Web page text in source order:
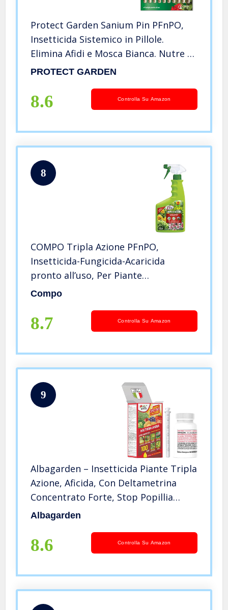
Protect Garden Sanium Pin PFnPO,
Insetticida Sistemico in Pillole.
Elimina Afidi e Mosca Bianca. Nutre e
Protegge Grazie alla Formulazione
Tutta La Stagione. 20 pin
PROTECT GARDEN
8.6 Controlla Su Amazon
8
COMPO Tripla Azione PFnPO,
Insetticida-Fungicida-Acaricida
pronto all’uso, Per Piante
Ornamentali e da Fiore di tipo
Compo
8.7 Controlla Su Amazon
9
Albagarden – Insetticida Piante Tripla
Azione, Aficida, Con Deltametrina
Concentrato Forte, Stop Popillia
Japonica Cocciniglia Insetti Afidi
Repellente X 100 ml
Albagarden
8.6 Controlla Su Amazon